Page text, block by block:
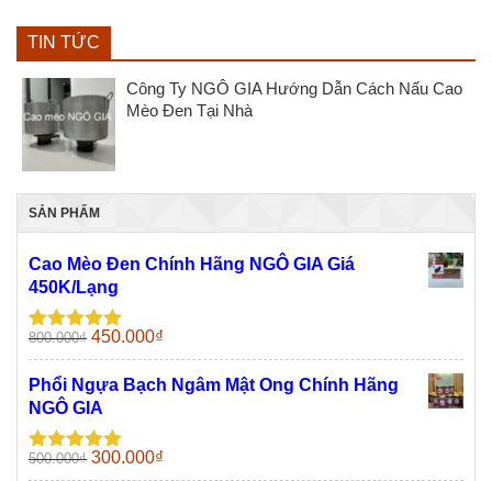
TIN TỨC
Công Ty NGÔ GIA Hướng Dẫn Cách Nấu Cao
Mèo Đen Tại Nhà
SẢN PHẨM
Cao Mèo Đen Chính Hãng NGÔ GIA Giá
450K/Lạng
Được xếp
hạng5.005
sao
800.000₫ Giá
gốc
là:
800.000₫.
450.000₫
hiện
tại
Phổi Ngựa Bạch Ngâm Mật Ong Chính Hãng
NGÔ GIA
Được xếp
500.000₫ Giá
300.000₫